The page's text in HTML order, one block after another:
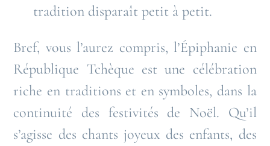
tradition disparaît petit à petit.
Bref, vous l’aurez compris, l’Épiphanie en
République Tchèque est une célébration
riche en traditions et en symboles, dans la
continuité des festivités de Noël. Qu’il
s’agisse des chants joyeux des enfants, des